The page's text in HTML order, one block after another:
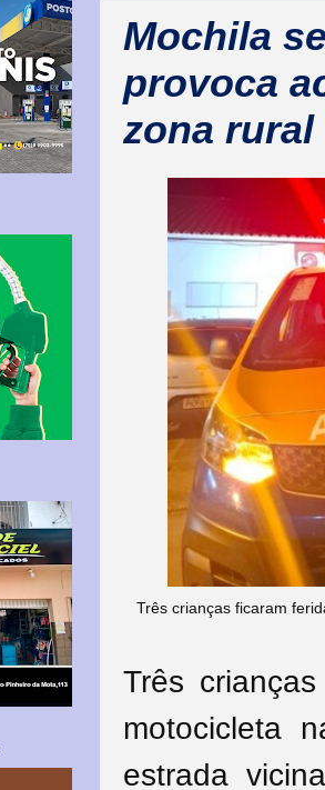
Mochila
provoca
zona rural
Três crianças ficaram
Três
motocicleta
estrada